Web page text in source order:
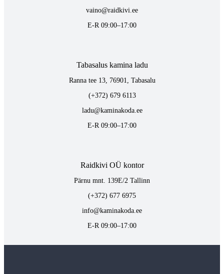
vaino@raidkivi.ee
E-R 09:00–17:00
Tabasalus kamina ladu
Ranna tee 13, 76901, Tabasalu
(+372) 679 6113
ladu@kaminakoda.ee
E-R 09:00–17:00
Raidkivi OÜ kontor
Pärnu mnt. 139E/2 Tallinn
(+372) 677 6975
info@kaminakoda.ee
E-R 09:00–17:00